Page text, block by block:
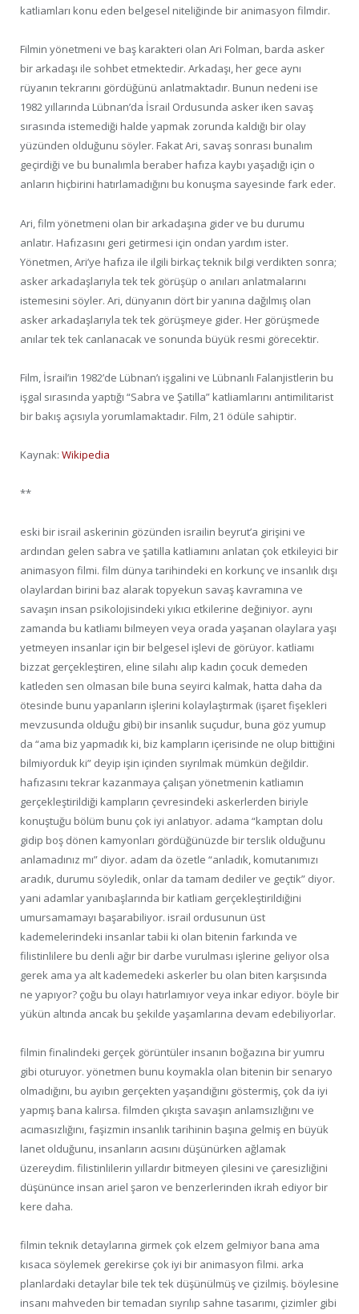
katliamları konu eden belgesel niteliğinde bir animasyon filmdir.
Filmin yönetmeni ve baş karakteri olan Ari Folman, barda asker
bir arkadaşı ile sohbet etmektedir. Arkadaşı, her gece aynı
rüyanın tekrarını gördüğünü anlatmaktadır. Bunun nedeni ise
1982 yıllarında Lübnan’da İsrail Ordusunda asker iken savaş
sırasında istemediği halde yapmak zorunda kaldığı bir olay
yüzünden olduğunu söyler. Fakat Ari, savaş sonrası bunalım
geçirdiği ve bu bunalımla beraber hafıza kaybı yaşadığı için o
anların hiçbirini hatırlamadığını bu konuşma sayesinde fark eder.
Ari, film yönetmeni olan bir arkadaşına gider ve bu durumu
anlatır. Hafızasını geri getirmesi için ondan yardım ister.
Yönetmen, Ari’ye hafıza ile ilgili birkaç teknik bilgi verdikten sonra;
asker arkadaşlarıyla tek tek görüşüp o anıları anlatmalarını
istemesini söyler. Ari, dünyanın dört bir yanına dağılmış olan
asker arkadaşlarıyla tek tek görüşmeye gider. Her görüşmede
anılar tek tek canlanacak ve sonunda büyük resmi görecektir.
Film, İsrail’in 1982’de Lübnan’ı işgalini ve Lübnanlı Falanjistlerin bu
işgal sırasında yaptığı “Sabra ve Şatilla” katliamlarını antimilitarist
bir bakış açısıyla yorumlamaktadır. Film, 21 ödüle sahiptir.
Kaynak: Wikipedia
**
eski bir israil askerinin gözünden israilin beyrut’a girişini ve
ardından gelen sabra ve şatilla katliamını anlatan çok etkileyici bir
animasyon filmi. film dünya tarihindeki en korkunç ve insanlık dışı
olaylardan birini baz alarak topyekun savaş kavramına ve
savaşın insan psikolojisindeki yıkıcı etkilerine değiniyor. aynı
zamanda bu katliamı bilmeyen veya orada yaşanan olaylara yaşı
yetmeyen insanlar için bir belgesel işlevi de görüyor. katliamı
bizzat gerçekleştiren, eline silahı alıp kadın çocuk demeden
katleden sen olmasan bile buna seyirci kalmak, hatta daha da
ötesinde bunu yapanların işlerini kolaylaştırmak (işaret fişekleri
mevzusunda olduğu gibi) bir insanlık suçudur, buna göz yumup
da “ama biz yapmadık ki, biz kampların içerisinde ne olup bittiğini
bilmiyorduk ki” deyip işin içinden sıyrılmak mümkün değildir.
hafızasını tekrar kazanmaya çalışan yönetmenin katliamın
gerçekleştirildiği kampların çevresindeki askerlerden biriyle
konuştuğu bölüm bunu çok iyi anlatıyor. adama “kamptan dolu
gidip boş dönen kamyonları gördüğünüzde bir terslik olduğunu
anlamadınız mı” diyor. adam da özetle “anladık, komutanımızı
aradık, durumu söyledik, onlar da tamam dediler ve geçtik” diyor.
yani adamlar yanıbaşlarında bir katliam gerçekleştirildiğini
umursamamayı başarabiliyor. israil ordusunun üst
kademelerindeki insanlar tabii ki olan bitenin farkında ve
filistinlilere bu denli ağır bir darbe vurulması işlerine geliyor olsa
gerek ama ya alt kademedeki askerler bu olan biten karşısında
ne yapıyor? çoğu bu olayı hatırlamıyor veya inkar ediyor. böyle bir
yükün altında ancak bu şekilde yaşamlarına devam edebiliyorlar.
filmin finalindeki gerçek görüntüler insanın boğazına bir yumru
gibi oturuyor. yönetmen bunu koymakla olan bitenin bir senaryo
olmadığını, bu ayıbın gerçekten yaşandığını göstermiş, çok da iyi
yapmış bana kalırsa. filmden çıkışta savaşın anlamsızlığını ve
acımasızlığını, faşizmin insanlık tarihinin başına gelmiş en büyük
lanet olduğunu, insanların acısını düşünürken ağlamak
üzereydim. filistinlilerin yıllardır bitmeyen çilesini ve çaresizliğini
düşününce insan ariel şaron ve benzerlerinden ikrah ediyor bir
kere daha.
filmin teknik detaylarına girmek çok elzem gelmiyor bana ama
kısaca söylemek gerekirse çok iyi bir animasyon filmi. arka
planlardaki detaylar bile tek tek düşünülmüş ve çizilmiş. böylesine
insanı mahveden bir temadan sıyrılıp sahne tasarımı, çizimler gibi